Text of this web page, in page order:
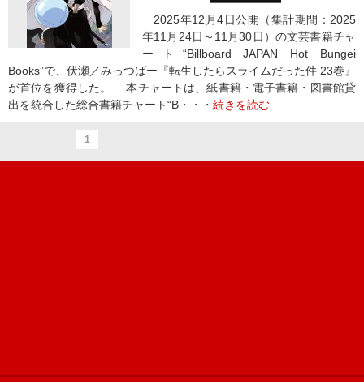
2025年12月4日公開（集計期間：2025
年11月24日～11月30日）の文芸書籍チャ
ート“Billboard JAPAN Hot Bungei
Books”で、伏瀬／みっつばー『転生したらスライムだった件 23巻』
が首位を獲得した。 本チャートは、紙書籍・電子書籍・図書館貸
出を統合した総合書籍チャート“B・・・ 続きを読む
1